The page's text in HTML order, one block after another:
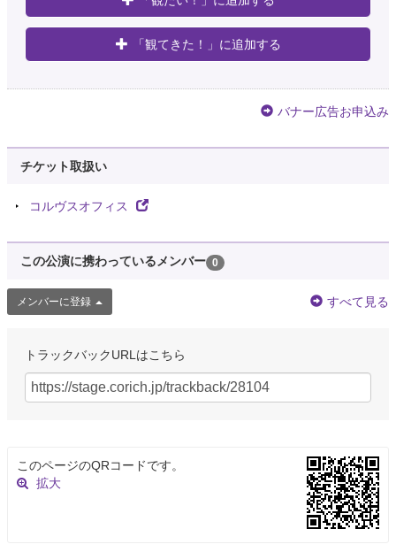
「観てきた！」に追加する
バナー広告お申込み
チケット取扱い
コルヴスオフィス
この公演に携わっているメンバー 0
メンバーに登録 すべて見る
トラックバックURLはこちら
このページのQRコードです。
拡大